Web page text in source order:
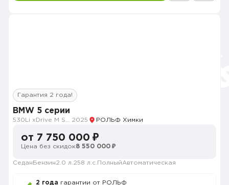
Гарантия 2 года!
BMW 5 серии
2025 РОЛЬФ Химки
от 7 750 000 ₽
Цена без скидок8 550 000 ₽
Седан Бензин2.0 л. 258 л.с. ПолныйАвтоматическая
2 года гарантии от РОЛЬФ